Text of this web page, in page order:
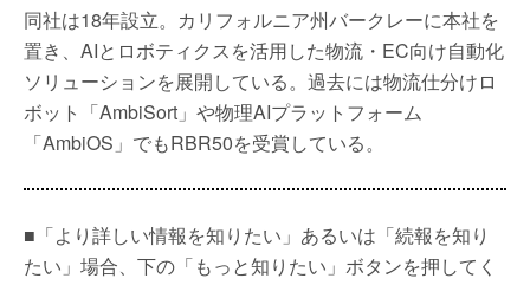
同社は18年設立。カリフォルニア州バークレーに本社を
置き、AIとロボティクスを活用した物流・EC向け自動化
ソリューションを展開している。過去には物流仕分けロ
ボット「AmbiSort」や物理AIプラットフォーム
「AmbiOS」でもRBR50を受賞している。
■「より詳しい情報を知りたい」あるいは「続報を知り
たい」場合、下の「もっと知りたい」ボタンを押してく